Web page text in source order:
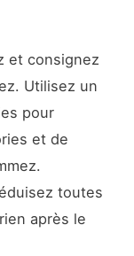
et consignez
Utilisez un
pour
et de
toutes
après le